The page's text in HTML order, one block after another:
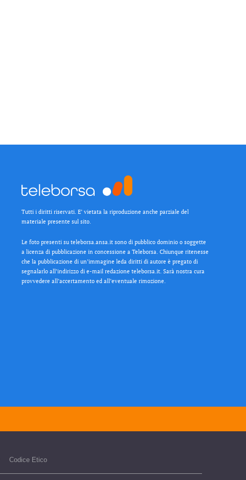
Tutti i diritti riservati. E’ vietata la riproduzione anche parziale del
materiale presente sul sito.
Le foto presenti su teleborsa.ansa.it sono di pubblico dominio o soggette
a licenza di pubblicazione in concessione a Teleborsa. Chiunque ritenesse
che la pubblicazione di un’immagine leda diritti di autore è pregato di
segnalarlo all’indirizzo di e-mail redazione teleborsa.it. Sarà nostra cura
provvedere all’accertamento ed all’eventuale rimozione.
Codice Etico